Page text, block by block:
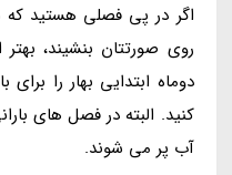
اگر در پی فصلی هستید
روی صورتتان بنشیند،
دوماه ابتدایی بهار را برای
کنید. البته در فصل های
آب پر می شوند.